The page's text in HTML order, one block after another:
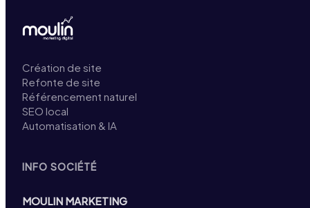
Création de site
Refonte de site
Référencement naturel
SEO local
Automatisation & IA
INFO SOCIÉTÉ
MOULIN MARKETING